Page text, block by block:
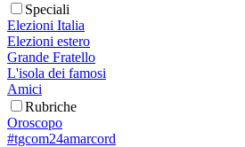
Speciali
Elezioni Italia
Elezioni estero
Grande Fratello
L'isola dei famosi
Amici
Rubriche
Oroscopo
#tgcom24amarcord